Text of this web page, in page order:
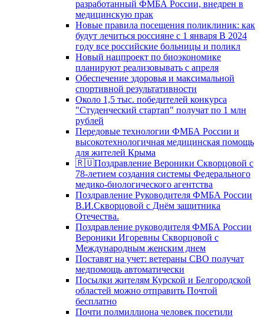
разработанный ФМБА России, внедрен в
медицинскую прак
Новые правила посещения поликлиник: как
будут лечиться россияне с 1 января В 2024
году все российские больницы и поликл
Новый нацпроект по биоэкономике
планируют реализовывать с апреля
Обеспечение здоровья и максимальной
спортивной результативности
Около 1,5 тыс. победителей конкурса
"Студенческий стартап" получат по 1 млн
рублей
Передовые технологии ФМБА России и
высокотехнологичная медицинская помощь
для жителей Крыма
🇷🇺Поздравление Вероники Скворцовой с
78-летием создания системы Федерального
медико-биологического агентства
Поздравление Руководителя ФМБА России
В.И.Скворцовой с Днём защитника
Отечества.
Поздравление руководителя ФМБА России
Вероники Игоревны Скворцовой с
Международным женским днем
Поставят на учет: ветераны СВО получат
медпомощь автоматически
Посылки жителям Курской и Белгородской
областей можно отправить Почтой
бесплатно
Почти полмиллиона человек посетили